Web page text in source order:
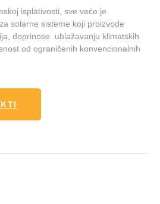
isplativosti, sve veće je
solarne sisteme koji proizvode
doprinose ublažavanju klimatskih
od ograničenih konvencionalnih